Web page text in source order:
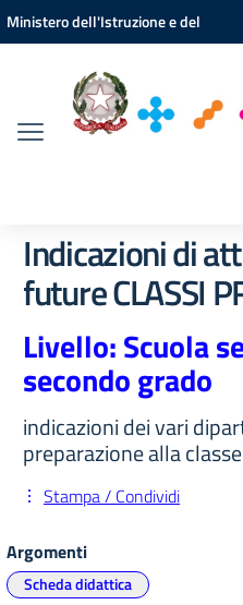
Vai ai contenuti
Vai al menu di navigazione
Vai al footer
Ministero dell'Istruzione e del
Indicazioni di
future CLASSI
Livello: Scuola
secondo grado
indicazioni dei vari
preparazione alla
Stampa / Condividi
Argomenti
Scheda didattica